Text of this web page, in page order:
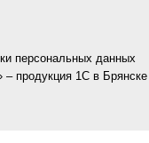
персональных данных
продукция 1C в Брянске